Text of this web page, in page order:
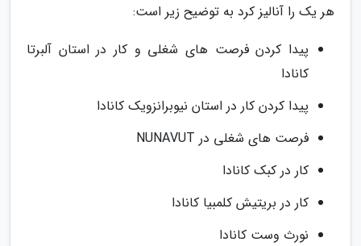
هر یک را آنالیز کرد به توضیح زیر است:
پیدا کردن فرصت های شغلی و کار در استان آلبرتا
کانادا
پیدا کردن کار در استان نیوبرانزویک کانادا
فرصت های شغلی در NUNAVUT
کار در کبک کانادا
کار در بریتیش کلمبیا کانادا
نورث وست کانادا